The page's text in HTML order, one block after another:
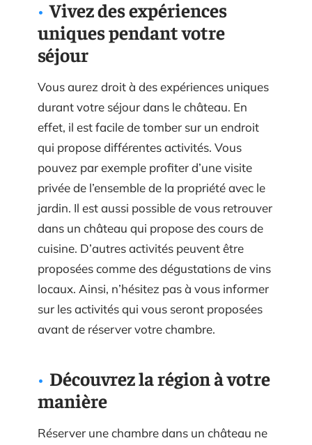
Vivez des expériences
uniques pendant votre
séjour
Vous aurez droit à des expériences uniques
durant votre séjour dans le château. En
effet, il est facile de tomber sur un endroit
qui propose différentes activités. Vous
pouvez par exemple profiter d’une visite
privée de l’ensemble de la propriété avec le
jardin. Il est aussi possible de vous retrouver
dans un château qui propose des cours de
cuisine. D’autres activités peuvent être
proposées comme des dégustations de vins
locaux. Ainsi, n’hésitez pas à vous informer
sur les activités qui vous seront proposées
avant de réserver votre chambre.
Découvrez la région à votre
manière
Réserver une chambre dans un château ne